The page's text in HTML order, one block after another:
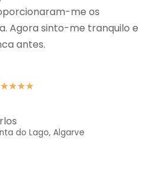
me os
Agora sinto-me tranquilo e
antes.
★★★★
do Lago, Algarve